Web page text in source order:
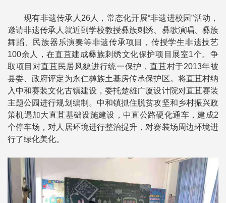
现有非遗传承人26人，常态化开展“非遗进校园”活动，
邀请非遗传承人就近到学校教授彝族刺绣、彝歌演唱、彝族
舞蹈、民族器乐演奏等非遗传承项目，传授学生非遗技艺
100余人，在直苴建成彝族刺绣文化保护项目展室1个。争
取项目对直苴民居风貌进行统一保护，直苴村于2013年被
县委、政府评定为永仁彝族土基房传承保护区。将直苴村纳
入中和赛装文化古镇建设，委托楚雄广厦设计院对直苴赛装
主题公园进行规划编制。中和镇抓住脱贫攻坚和乡村振兴政
策机遇加大直苴基础设施建设，中直公路硬化通车，建成2
个停车场，对人居环境进行整治提升，对赛装场周边环境进
行了绿化美化。